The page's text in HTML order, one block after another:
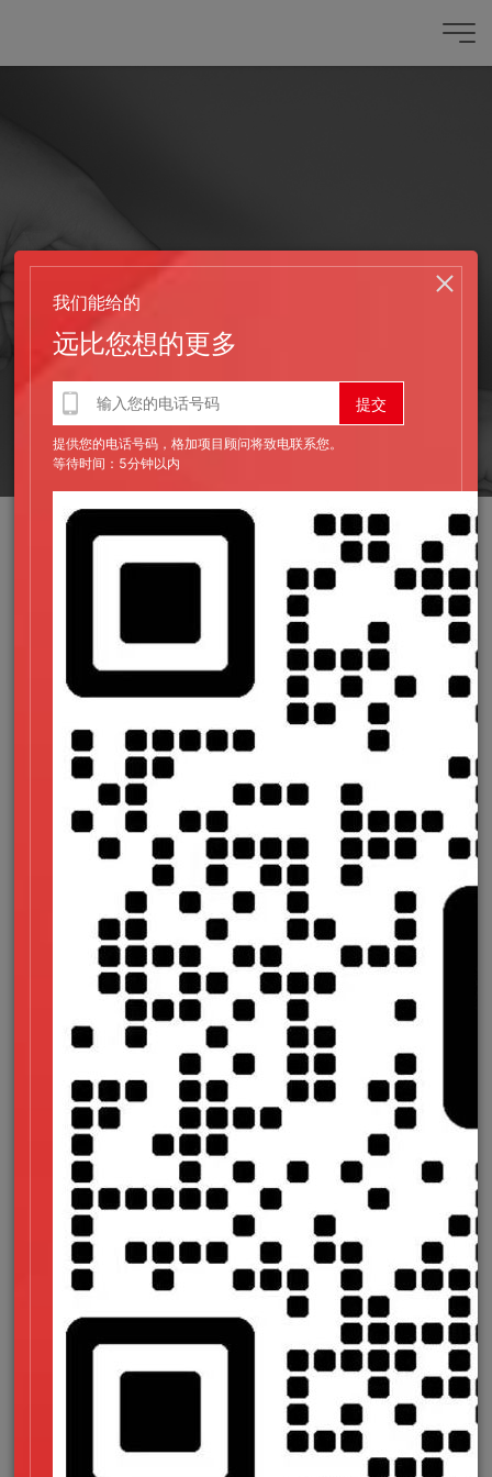
发布时间：2019-07-15
网站服务器中毒怎么处理
上次我们讲到了服务器中毒的几点原因，那接下去我们再来
简述下服务器中毒，我们应该如何处理。
1、备份重要的服务器数据，并确保所备份的文件是完整且
正常的。【建议在平时就做好数据备份的工作，定期对服务器数
据进行备份，当出现问题时，可以及时的替换。】
2、对系统、应用等进行安全扫描和检查，发现问题及时处
理；升级最新安全补丁。【服务器系统存有漏洞很危险，发现漏
洞要及时修复，以免漏洞被利用。】
3、系统安全优化，处理陌生账户，禁用不需要的账号，同
时对账户的相关权限进行重新设置。
4、修改强化账号与口令，更改管理员用户名和修改密码，
密码尽量设置的复杂些。
5、关闭不需要服务和端口，只对外开放特定的端口。如果
使用的是默认端口，建议进行修改。【服务器上建议最好不要开
放3389等默认端口】
6、安装服务器杀毒软件，并定时更新病毒库。
7、建议服务器上安装服务器防火墙软件。比如可以安装服
务器安全狗，它具有安全防护和杀毒双重功能。打开服务器安全
狗，进入杀毒界面，选择扫描方式，对服务器进行扫描检测。若
存在风险，则会详细列出风险路径、感染木马文件等信息，并给
出修复建议。
8、建议安装ARP防火墙，防止ARP欺骗。服务器安全狗中
已有arp防火墙功能，直接使用即可。
9、如果服务器上有架设网站，建议安装个网站安全防护软
件，比如说可以安装网站安全狗，对网站进行保护。
以上这些就是服务器中毒之后的解决措施，当然会有其他的
我们能给的
远比您想的更多
提供您的电话号码，格加项目顾问将致电联系您。
等待时间：5分钟以内